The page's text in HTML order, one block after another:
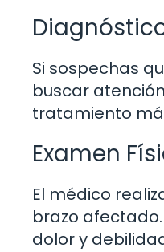
Si sospechas
buscar
tratamiento
Examen
El médico
brazo
dolor y